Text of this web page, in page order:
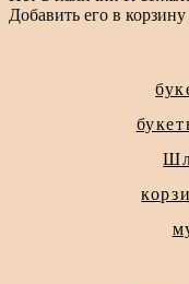
Добавить его в